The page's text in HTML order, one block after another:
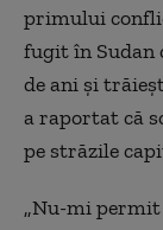
primului
fugit în Sudan
de ani și
a raportat că
pe străzile
„Nu-mi permit